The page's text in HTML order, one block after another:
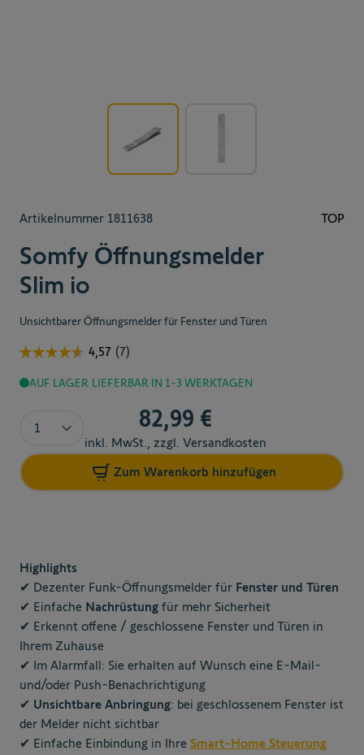
TOP
Artikelnummer 1811638
Somfy Öffnungsmelder
Slim io
Unsichtbarer Öffnungsmelder für Fenster und Türen
AUF LAGER LIEFERBAR IN 1-3 WERKTAGEN
82,99 €
inkl. MwSt., zzgl. Versandkosten
Zum Warenkorb hinzufügen
Highlights
✔ Dezenter Funk-Öffnungsmelder für Fenster und Türen
✔ Einfache Nachrüstung für mehr Sicherheit
✔ Erkennt offene / geschlossene Fenster und Türen in
Ihrem Zuhause
✔ Im Alarmfall: Sie erhalten auf Wunsch eine E-Mail-
und/oder Push-Benachrichtigung
✔ Unsichtbare Anbringung: bei geschlossenem Fenster ist
der Melder nicht sichtbar
✔ Einfache Einbindung in Ihre Smart-Home Steuerung